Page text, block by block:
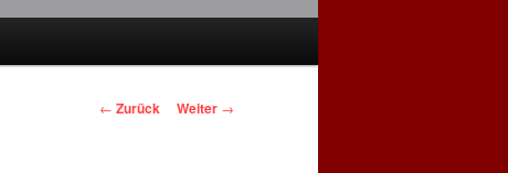
Beitragsnavigation
← Zurück Weiter →